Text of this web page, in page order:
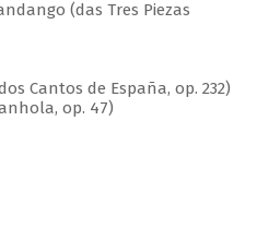
(das Tres Piezas
Cantos de España, op. 232)
op. 47)